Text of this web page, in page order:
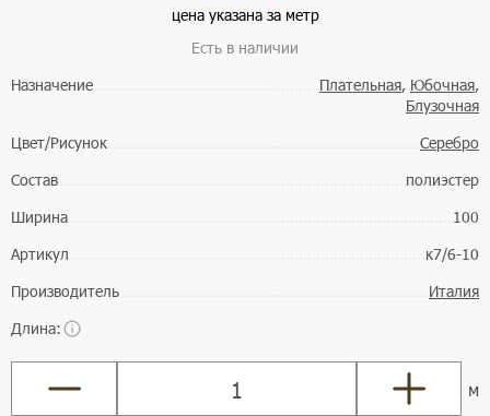
цена указана за метр
Есть в наличии
Назначение
Плательная, Юбочная,
Блузочная
Цвет/Рисунок
Серебро
Состав
полиэстер
Ширина
100
Артикул
к7/6-10
Производитель
Италия
Длина:
м